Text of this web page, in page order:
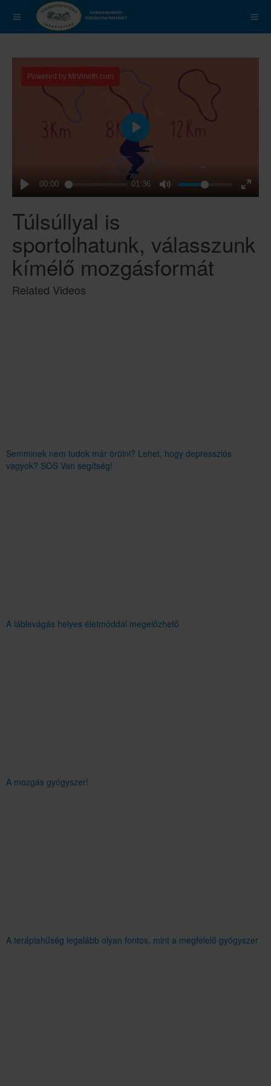
Túlsúllyal is
sportolhatunk, válasszunk
kímélő mozgásformát
Related Videos
Semminek nem tudok már örülni? Lehet, hogy depressziós
vagyok? SOS Van segítség!
A láblevágás helyes életmóddal megelőzhető
A mozgás gyógyszer!
A terápiahűség legalább olyan fontos, mint a megfelelő gyógyszer